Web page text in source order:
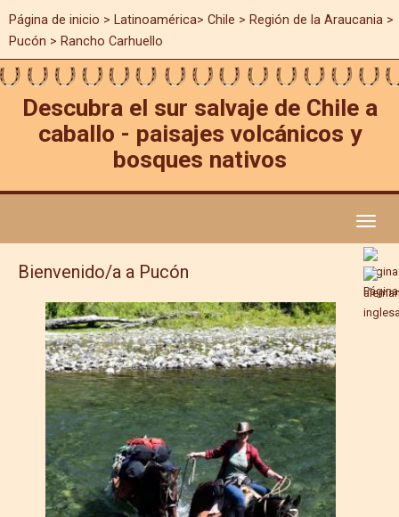
Página de inicio > Latinoamérica> Chile > Región de la Araucania >
Pucón > Rancho Carhuello
Descubra el sur salvaje de Chile a
caballo - paisajes volcánicos y
bosques nativos
Bienvenido/a a Pucón